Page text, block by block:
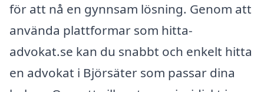
för att nå en gynnsam lösning. Genom att
använda plattformar som hitta-
advokat.se kan du snabbt och enkelt hitta
en advokat i Björsäter som passar dina